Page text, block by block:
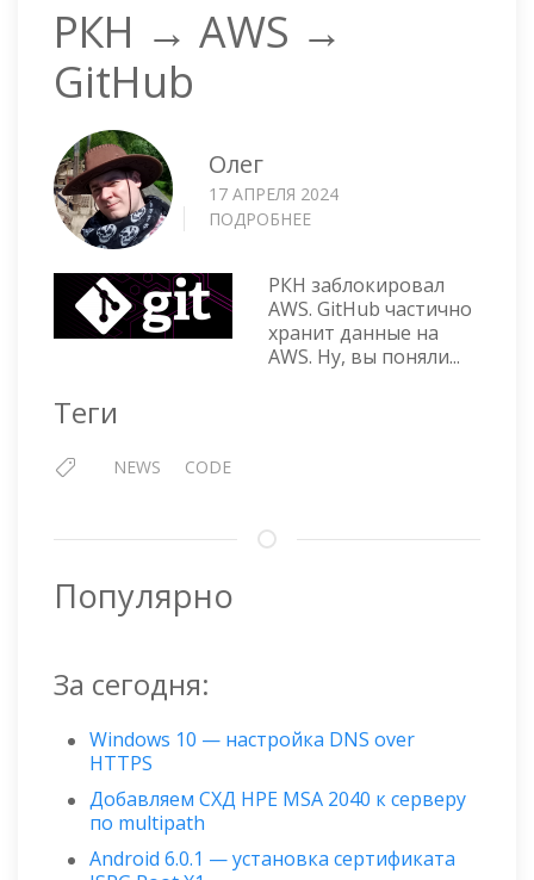
РКН → AWS →
GitHub
Олег
17 АПРЕЛЯ 2024
ПОДРОБНЕЕ
AWS
→
GITHUB
РКН заблокировал
AWS. GitHub частично
хранит данные на
AWS. Ну, вы поняли...
Теги
NEWS CODE
Популярно
За сегодня:
Windows 10 — настройка DNS over
HTTPS
Добавляем СХД HPE MSA 2040 к серверу
по multipath
Android 6.0.1 — установка сертификата